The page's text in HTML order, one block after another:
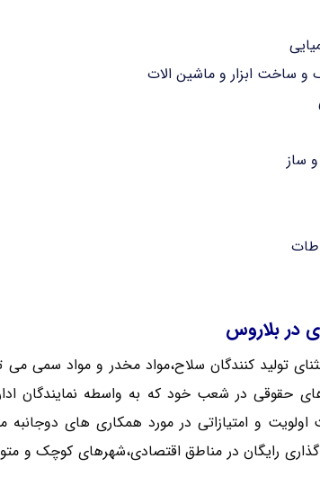
و ساخت ابزار و ماشین الات
ساز
در بلاروس
تولید کنندگان سلاح،مواد مخدر و مواد سمی می
حقوقی در شعب خود که به واسطه نمایندگان
اولویت و امتیازاتی در مورد همکاری های دوجانبه
رایگان در مناطق اقتصادی،شهرهای کوچک و